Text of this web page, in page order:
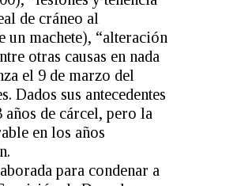
de cráneo al
un machete), “alteración
otras causas en nada
el 9 de marzo del
sus antecedentes
años de cárcel, pero la
en los años
para condenar a